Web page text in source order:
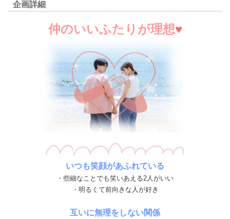
企画詳細
仲のいいふたりが理想♥
いつも笑顔があふれている
・些細なことでも笑いあえる2人がいい
・明るくて前向きな人が好き
互いに無理をしない関係